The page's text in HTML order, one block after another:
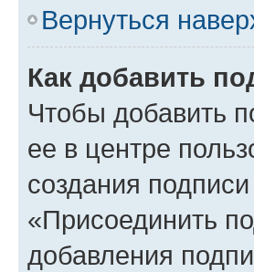
Вернуться
Как добавить
Чтобы добавить
ее в центре
создания
«Присоединить
добавления